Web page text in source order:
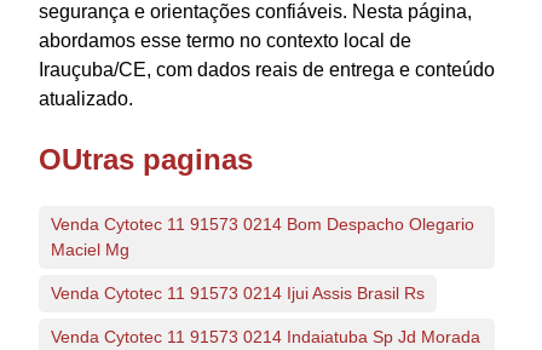
segurança e orientações confiáveis. Nesta página,
abordamos esse termo no contexto local de
Irauçuba/CE, com dados reais de entrega e conteúdo
atualizado.
OUtras paginas
Venda Cytotec 11 91573 0214 Bom Despacho Olegario
Maciel Mg
Venda Cytotec 11 91573 0214 Ijui Assis Brasil Rs
Venda Cytotec 11 91573 0214 Indaiatuba Sp Jd Morada